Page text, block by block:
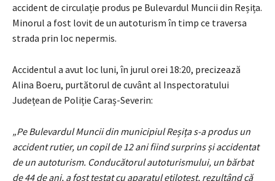
accident de circulație produs pe Bulevardul Muncii din Reșița.
Minorul a fost lovit de un autoturism în timp ce traversa
strada prin loc nepermis.
Accidentul a avut loc luni, în jurul orei 18:20, precizează
Alina Boeru, purtătorul de cuvânt al Inspectoratului
Județean de Poliție Caraș-Severin:
„Pe Bulevardul Muncii din municipiul Reșița s-a produs un
accident rutier, un copil de 12 ani fiind surprins și accidentat
de un autoturism. Conducătorul autoturismului, un bărbat
de 44 de ani, a fost testat cu aparatul etilotest, rezultând că